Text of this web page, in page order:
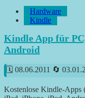
Hardware
Kindle
Kindle App für
Android
08.06.2011
Kostenlose Kindle-Apps